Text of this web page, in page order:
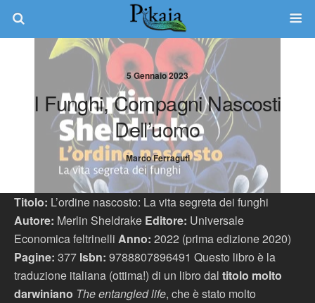
5 Gennaio 2023
I Funghi, Compagni Nascosti
Dell’uomo
Marco Ferraguti
Titolo: L’ordine nascosto: La vita segreta dei funghi
Autore: Merlin Sheldrake Editore: Universale
Economica feltrinelli Anno: 2022 (prima edizione 2020)
Pagine: 377 Isbn: 9788807896491 Questo libro è la
traduzione italiana (ottima!) di un libro dal titolo molto
darwiniano The entangled life, che è stato molto